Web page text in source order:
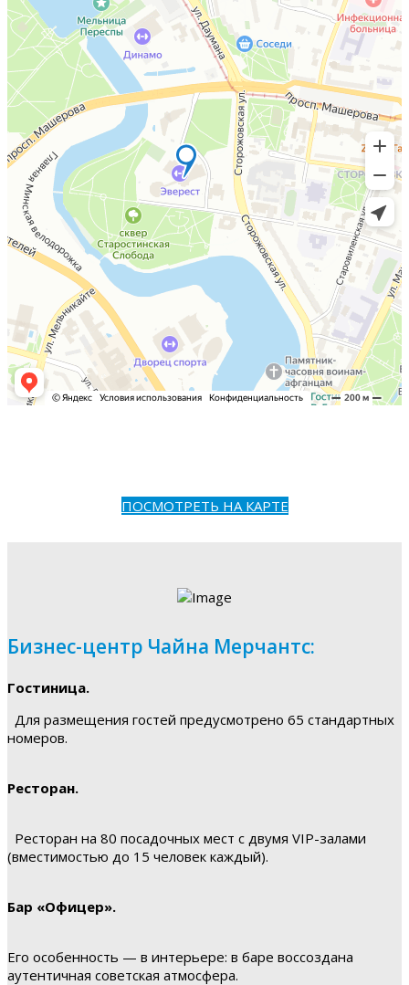
ПОСМОТРЕТЬ НА КАРТЕ
Бизнес-центр Чайна Мерчантс:
Гостиница.
Для размещения гостей предусмотрено 65 стандартных
номеров.
Ресторан.
Ресторан на 80 посадочных мест с двумя VIP-залами
(вместимостью до 15 человек каждый).
Бар «Офицер».
Его особенность — в интерьере: в баре воссоздана
аутентичная советская атмосфера.